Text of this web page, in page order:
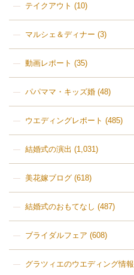
テイクアウト (10)
マルシェ＆ディナー (3)
動画レポート (35)
パパママ・キッズ婚(48)
ウエディングレポート (485)
結婚式の演出 (1,031)
美花嫁ブログ(618)
結婚式のおもてなし (487)
ブライダルフェア (608)
グラツィエのウエディング情報